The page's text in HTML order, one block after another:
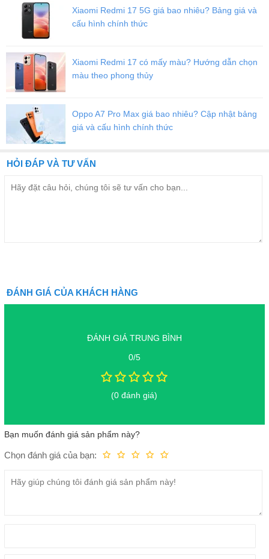
Trắng Titan, Bạc Titan và Xám Titan. Mỗi màu đều có vẻ đẹp riêng,
mang đến những món đồ phụ kiện thời trang và sang trọng.
hoạt động.
Độ sáng màn hình cao, rực rỡ và sắc nét
động. Với độ sáng cực đại lên đến 3.000 nits cho phép người dùng
xem nội dung rõ ràng ngay dưới ánh nắng mặt trời.
Xiaomi Redmi 17 5G giá bao nhiêu? Bảng giá và
cấu hình chính thức
Xiaomi Redmi 17 có mấy màu? Hướng dẫn chọn
màu theo phong thủy
Oppo A7 Pro Max giá bao nhiêu? Cập nhật bảng
giá và cấu hình chính thức
HỎI ĐÁP VÀ TƯ VẤN
ĐÁNH GIÁ CỦA KHÁCH HÀNG
ĐÁNH GIÁ TRUNG BÌNH
0/5
(0 đánh giá)
Bạn muốn đánh giá sản phẩm này?
Chọn đánh giá của bạn: Tuyệt vời!
Rất tốt
Trung bình
Fair
Kém